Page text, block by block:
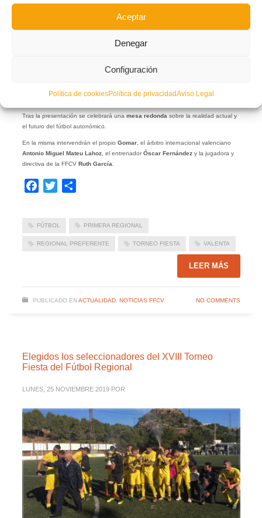
Aceptar
Denegar
Configuración
Política de cookiesPolítica de privacidadAviso Legal
Tras la presentación se celebrará una mesa redonda sobre la realidad actual y
el futuro del fútbol autonómico.
En la misma intervendrán el propio Gomar, el árbitro internacional valenciano
Antonio Miguel Mateu Lahoz, el entrenadorÓscar Fernándezy la jugadora y
directiva de la FFCV Ruth García
Facebook
Twitter
FÚTBOL PRIMERA REGIONAL
REGIONAL PREFERENTE TORNEO FIESTA VALENTA
LEER MÁS
PUBLICADO EN ACTUALIDAD, NOTICIAS FFCV NO COMMENTS
Elegidos los seleccionadores del XVIII Torneo
Fiesta del Fútbol Regional
LUNES, 25 NOVIEMBRE 2019 POR